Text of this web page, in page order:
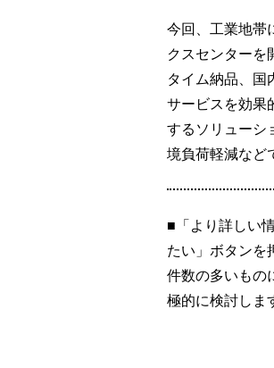
今回、工業地帯
クスセンターを
タイム納品、
サービスを効果
するソリューシ
境負荷軽減など
■「より詳しい
たい」ボタンを
件数の多いもの
極的に検討しま